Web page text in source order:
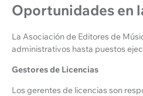
Oportunidades en
La Asociación de Editores de
administrativos hasta puestos
Gestores de Licencias
Los gerentes de licencias son